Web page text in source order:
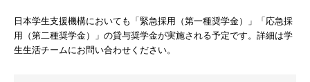
日本学生支援機構においても「緊急採用（第一種奨学金）」「応急採
用（第二種奨学金）」の貸与奨学金が実施される予定です。詳細は学
生生活チームにお問い合わせください。